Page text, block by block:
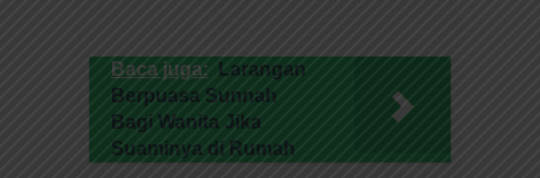
Baca juga:
Larangan
Berpuasa Sunnah
Bagi Wanita Jika
Suaminya di Rumah